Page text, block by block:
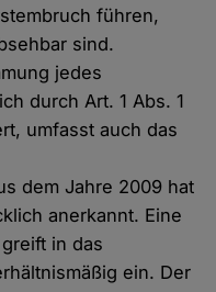
führen,
sind.
jedes
durch Art. 1 Abs. 1
umfasst auch das
dem Jahre 2009 hat
anerkannt. Eine
in das
ein. Der